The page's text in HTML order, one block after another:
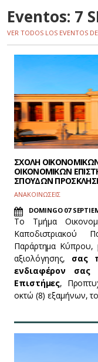
Eventos: 7
VER TODOS LOS EVENTOS
ΣΧΟΛΗ
ΟΙΚΟΝΟΜΙΚΩΝ
ΣΠΟΥΔΩΝ
ΑΝΑΚΟΙΝΩΣΕΙΣ
DOMINGO 07
Το Τμήμα
Καποδιστριακού
Παράρτημα Κύπρου,
αξιολόγησης, σας
ενδιαφέρον σας
Επιστήμες,
οκτώ (8) εξαμήνων,